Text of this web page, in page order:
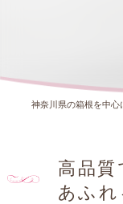
高品
あふ